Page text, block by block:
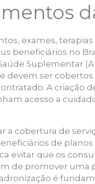
exames,
beneficiários no
Suplementar
devem ser cobertos
A criação
acesso a
a cobertura de
de planos
evitar que os
de promover uma
é